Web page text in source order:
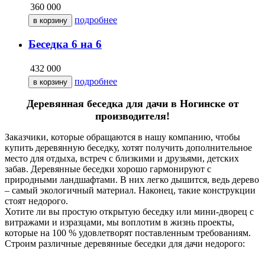
360 000
подробнее
Беседка 6 на 6
432 000
подробнее
Деревянная беседка для дачи в Ногинске от
производителя!
Заказчики, которые обращаются в нашу компанию, чтобы
купить деревянную беседку, хотят получить дополнительное
место для отдыха, встреч с близкими и друзьями, детских
забав. Деревянные беседки хорошо гармонируют с
природными ландшафтами. В них легко дышится, ведь дерево
– самый экологичный материал. Наконец, такие конструкции
стоят недорого.
Хотите ли вы простую открытую беседку или мини-дворец с
витражами и изразцами, мы воплотим в жизнь проекты,
которые на 100 % удовлетворят поставленным требованиям.
Строим различные деревянные беседки для дачи недорого: